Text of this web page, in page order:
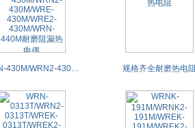
WRN-430M/WRN2-430M/WRE-430M/WRE2-430M/WRN-440M耐磨阻漏热电偶 规格齐全耐磨热电阻